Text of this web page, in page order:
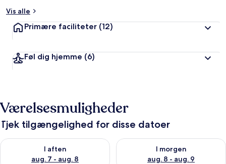
Vis alle
Primære faciliteter (12)
Føl dig hjemme (6)
Værelsesmuligheder
Tjek tilgængelighed for disse datoer
I aften
aug. 7 - aug. 8
Tjek tilgængelighed for i aften aug. 7 - aug. 8
I morgen
aug. 8 - aug. 9
Tjek tilgængelighed for i